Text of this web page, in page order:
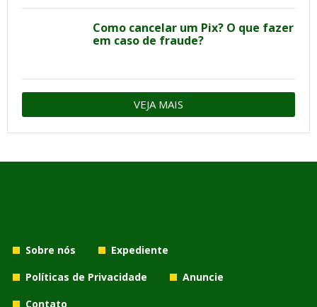
Como cancelar um Pix? O que fazer
em caso de fraude?
VEJA MAIS
Sobre nós
Expediente
Políticas de Privacidade
Anuncie
Contato